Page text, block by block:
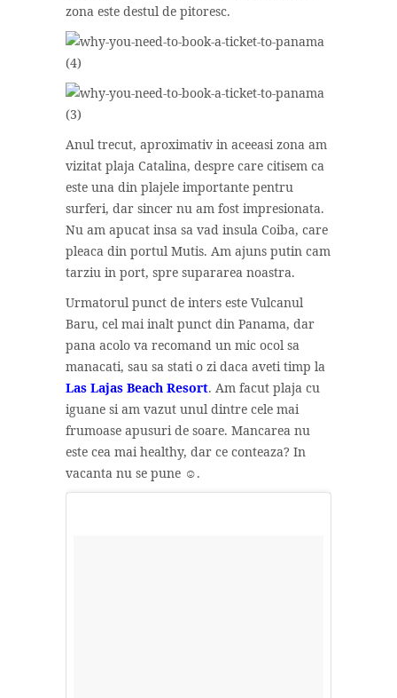
zona este destul de pitoresc.
Anul trecut, aproximativ in aceeasi zona am
vizitat plaja Catalina, despre care citisem ca
este una din plajele importante pentru
surferi, dar sincer nu am fost impresionata.
Nu am apucat insa sa vad insula Coiba, care
pleaca din portul Mutis. Am ajuns putin cam
tarziu in port, spre supararea noastra.
Urmatorul punct de inters este Vulcanul
Baru, cel mai inalt punct din Panama, dar
pana acolo va recomand un mic ocol sa
manacati, sau sa stati o zi daca aveti timp la
Las Lajas Beach Resort. Am facut plaja cu
iguane si am vazut unul dintre cele mai
frumoase apusuri de soare. Mancarea nu
este cea mai healthy, dar ce conteaza? In
vacanta nu se pune ☺.